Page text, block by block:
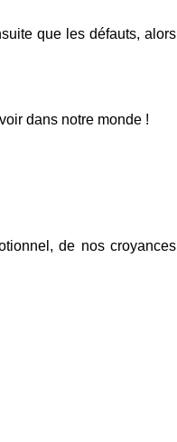
que les défauts, alors
dans notre monde !
de nos croyances